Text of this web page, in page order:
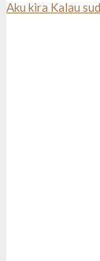
Aku kira Kalau